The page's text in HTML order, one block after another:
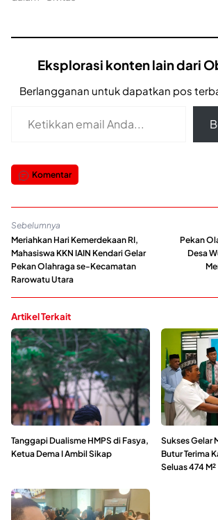
Eksplorasi konten lain dari
Berlangganan untuk dapatkan pos
Komentar
Sebelumnya
Meriahkan Hari Kemerdekaan RI,
Mahasiswa KKN IAIN Kendari Gelar
Pekan Olahraga se-Kecamatan
Rarowatu Utara
Pekan
Desa
Artikel Terkait
Tanggapi Dualisme HMPS di Fasya,
Ketua Dema I Ambil Sikap
Sukses Gelar
Butur Terima
Seluas 474 M²